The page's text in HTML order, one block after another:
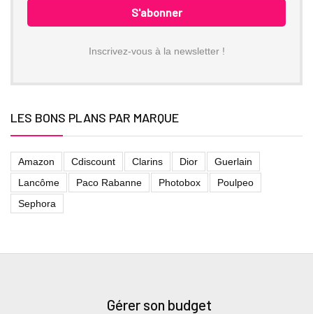
Inscrivez-vous à la newsletter !
LES BONS PLANS PAR MARQUE
Amazon Cdiscount Clarins Dior
Guerlain
Lancôme
Paco Rabanne Photobox
Poulpeo
Sephora
Gérer son budget